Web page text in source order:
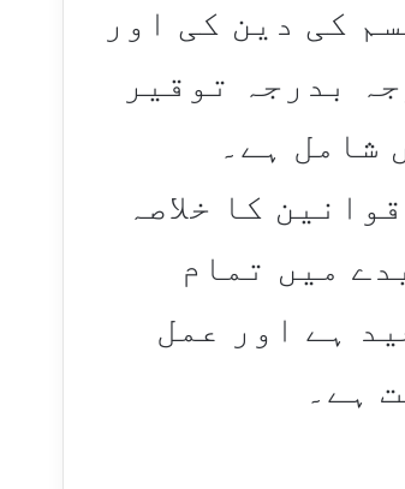
کی دین کی اور
بدرجہ توقیر
شامل ہے۔
کا خلاصہ
میں تمام
ہے اور عمل
ہے۔